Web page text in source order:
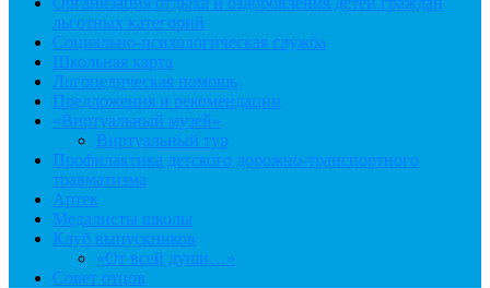
льготных категорий
Социально-психологическая служба
Школьная карта
Логопедическая помощь
Предложения и рекомендации
«Виртуальный музей»
Виртуальный тур
Профилактика детского дорожно-транспортного
травматизма
Артек
Медалисты школы
Клуб выпускников
«От всей души…»
Совет отцов